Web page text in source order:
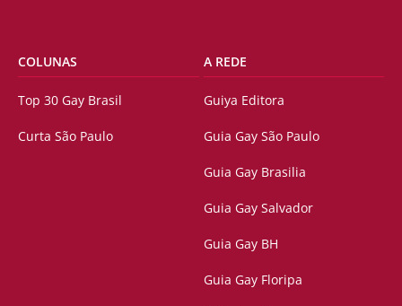
COLUNAS
Top 30 Gay Brasil
Curta São Paulo
A REDE
Guiya Editora
Guia Gay São Paulo
Guia Gay Brasilia
Guia Gay Salvador
Guia Gay BH
Guia Gay Floripa